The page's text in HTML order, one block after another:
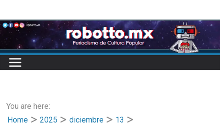
to
content
You are here:
Home
2025 diciembre
13